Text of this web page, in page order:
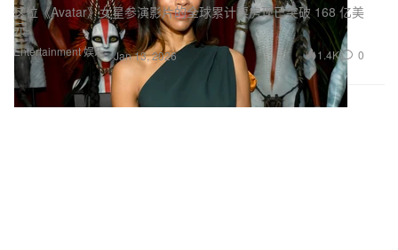
Entertainment 娱乐
这位《Avatar》女星参演影片的全球累计票房现已突破 168 亿美
元。
Jan 13, 2026 1.4K 0